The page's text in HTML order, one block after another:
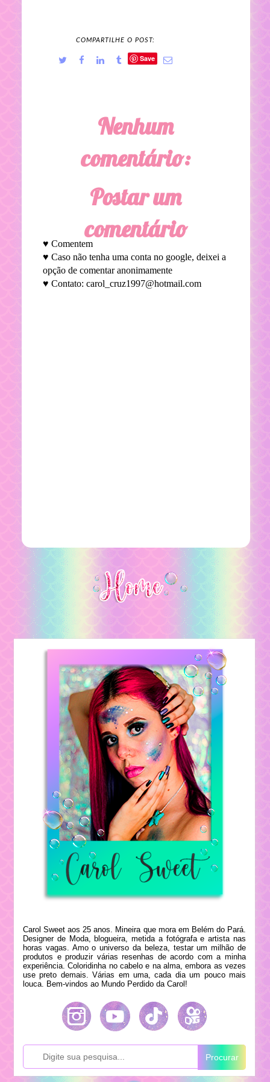
COMPARTILHE O POST:
Save
Nenhum
comentário:
Postar um
comentário
♥ Comentem
♥ Caso não tenha uma conta no google, deixei a
opção de comentar anonimamente
♥ Contato: carol_cruz1997@hotmail.com
Carol Sweet aos 25 anos. Mineira que mora em Belém do Pará.
Designer de Moda, blogueira, metida a fotógrafa e artista nas
horas vagas. Amo o universo da beleza, testar um milhão de
produtos e produzir várias resenhas de acordo com a minha
experiência. Coloridinha no cabelo e na alma, embora as vezes
use preto demais. Várias em uma, cada dia um pouco mais
louca. Bem-vindos ao Mundo Perdido da Carol!
Procurar